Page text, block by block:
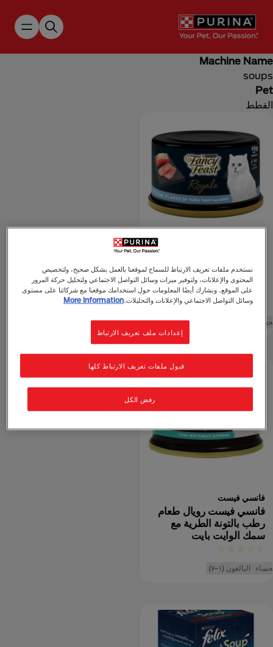
Machine Name
soups
Pet
القطط
فينـسي فيست رويال –
رقائق تونة فاخرة
فانسي فيست
فانسي فيست رويال طعام
رطب بالتونة الطرية مع
سمك الوايت بايت
البالغون (١–٧)
نستخدم ملفات تعريف الارتباط للسماح لموقعنا بالعمل بشكل صحيح، ولتخصيص
المحتوى والإعلانات، ولتوفير ميزات وسائل التواصل الاجتماعي ولتحليل حركة المرور
على الموقع. ونشارك أيضًا المعلومات حول استخدامك موقعنا مع شركائنا على مستوى
وسائل التواصل الاجتماعي والإعلانات والتحليلات.More Information
إعدادات ملف تعريف الارتباط
رفض الكل
قبول ملفات تعريف الارتباط كلها